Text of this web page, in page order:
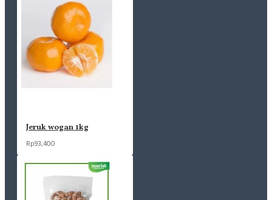
Jeruk wogan 1kg
Rp93,400